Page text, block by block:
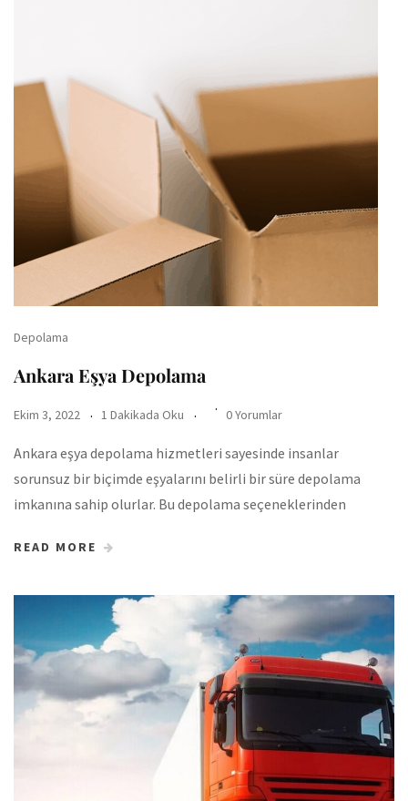
Depolama
Ankara Eşya Depolama
Ekim 3, 2022 1 Dakikada Oku 0 Yorumlar
Ankara eşya depolama hizmetleri sayesinde insanlar
sorunsuz bir biçimde eşyalarını belirli bir süre depolama
imkanına sahip olurlar. Bu depolama seçeneklerinden
READ MORE